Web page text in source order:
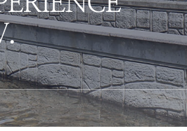
시스템 세빈샵(온라인학생창
학과
금융학과
류학과
학과
학과
스학과
건축학과
건설환경공학과
환경에너지학과
전기전자공학과
재난안전학과
보건안전공학과
한의과대학 교양
공
공안내
디자인ㆍ제작학
료인공지능융합학
생명융합학
재융합학
수강신청
수강신청
동일과목전
재수강
수강포기
계절학기
정집
요업무
사단운영
지원서비스
장애학생도우미
찾아오시는길
생커뮤니티 학생사회봉사
원회 동물실험윤리위원회
사무처 입학관리본부
방송국 학생생활관 보건